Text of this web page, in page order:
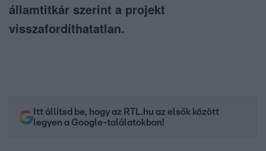
államtitkár szerint a projekt
visszafordíthatatlan.
Itt állítsd be, hogy az RTL.hu az elsők között
legyen a Google-találatokban!